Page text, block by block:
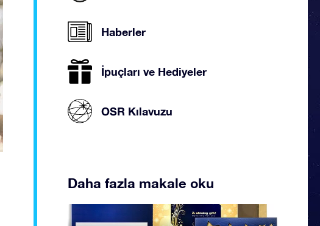
Haberler
İpuçları ve Hediyeler
OSR Kılavuzu
Daha fazla makale oku